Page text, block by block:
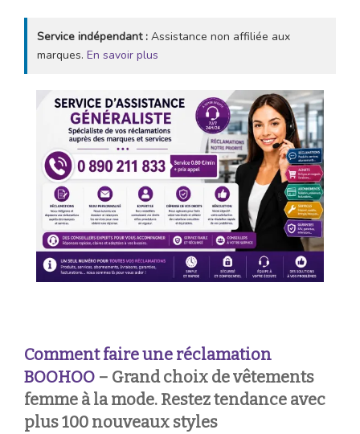
Service indépendant : Assistance non affiliée aux
marques. En savoir plus
Comment faire une réclamation
BOOHOO – Grand choix de vêtements
femme à la mode. Restez tendance avec
plus 100 nouveaux styles